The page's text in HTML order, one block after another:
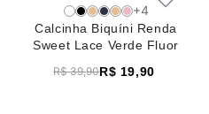
Calcinha Biquíni Renda
Sweet Lace Verde Fluor
R$ 39,90R$ 19,90
+4